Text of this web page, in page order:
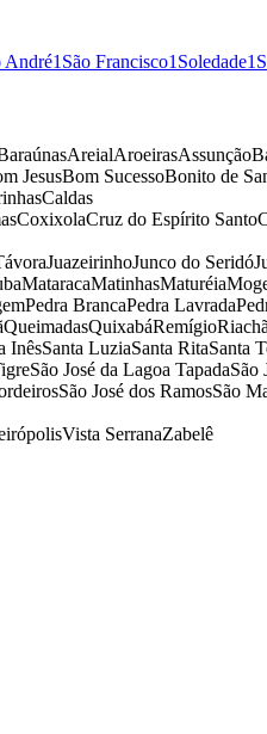
André1 São Francisco1 Soledade1
AreialAroeirasAssunção
JesusBom SucessoBonito de
Caldas
CoxixolaCruz do Espírito Santo
JuazeirinhoJunco do Seridó
MataracaMatinhasMaturéia
Pedra BrancaPedra Lavrada
QueimadasQuixabáRemígio
InêsSanta LuziaSanta RitaSanta
São José da Lagoa TapadaSão
São José dos RamosSão
Vista SerranaZabelê